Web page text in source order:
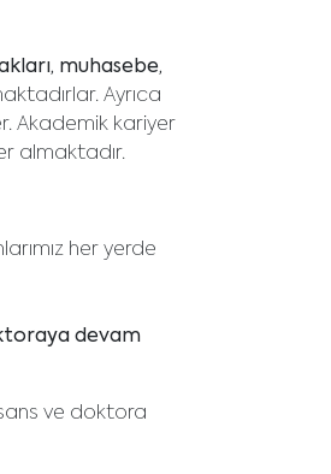
muhasebe,
Ayrıca
Akademik kariyer
almaktadır.
her yerde
devam
ve doktora